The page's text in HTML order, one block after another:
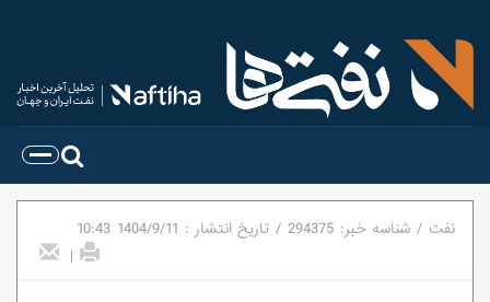
نفت / شناسه خبر: 294375
/ تاریخ انتشار : 1404/9/11
10:43
|